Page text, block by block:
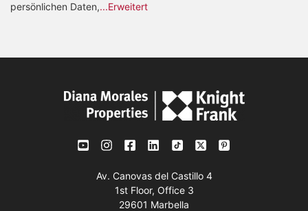
persönlichen Daten,...Erweitert
Av. Canovas del Castillo 4
1st Floor, Office 3
29601 Marbella